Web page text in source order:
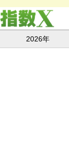
2026年